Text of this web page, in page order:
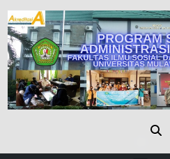
Skip
to
content
Administrasi Publik